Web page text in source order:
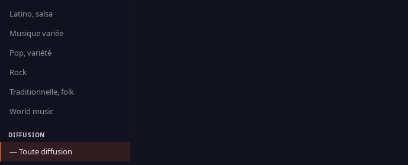
Latino, salsa
Musique variée
Pop, variété
Rock
Traditionnelle, folk
World music
DIFFUSION
— Toute diffusion